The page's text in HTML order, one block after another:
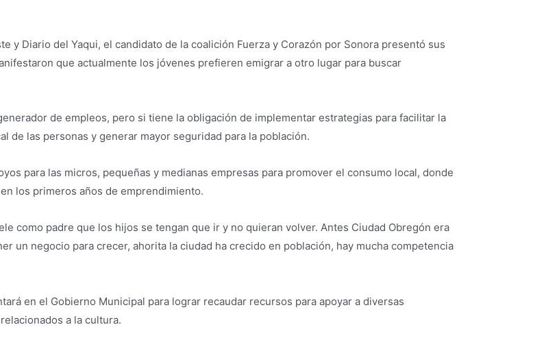
y Diario del Yaqui, el candidato de la coalición Fuerza y Corazón por Sonora presentó sus
que actualmente los jóvenes prefieren emigrar a otro lugar para buscar
de empleos, pero si tiene la obligación de implementar estrategias para facilitar la
de las personas y generar mayor seguridad para la población.
para las micros, pequeñas y medianas empresas para promover el consumo local, donde
los primeros años de emprendimiento.
como padre que los hijos se tengan que ir y no quieran volver. Antes Ciudad Obregón era
un negocio para crecer, ahorita la ciudad ha crecido en población, hay mucha competencia
en el Gobierno Municipal para lograr recaudar recursos para apoyar a diversas
a la cultura.